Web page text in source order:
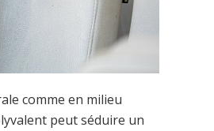
comme en milieu
peut séduire un